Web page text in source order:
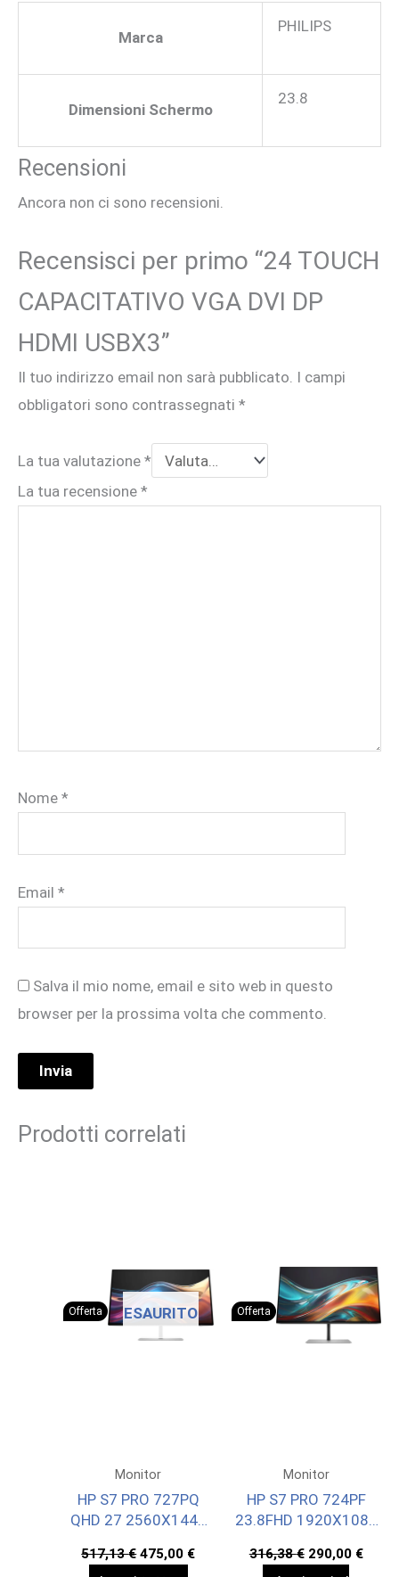
Marca
PHILIPS
Dimensioni Schermo
23.8
Recensioni
Ancora non ci sono recensioni.
Recensisci per primo “24 TOUCH
CAPACITATIVO VGA DVI DP
HDMI USBX3”
Il tuo indirizzo email non sarà pubblicato. I campi
obbligatori sono contrassegnati *
La tua valutazione *
La tua recensione *
Nome *
Email *
Salva il mio nome, email e sito web in questo
browser per la prossima volta che commento.
Prodotti correlati
Offerta ESAURITO
Monitor
HP S7 PRO 727PQ
QHD 27 2560X1440
517,13€ Il
prezzo
475,00 €Il
prezzo
Offerta
Monitor
HP S7 PRO 724PF
23.8FHD 1920X1080
316,38€ Il
prezzo
290,00 €Il